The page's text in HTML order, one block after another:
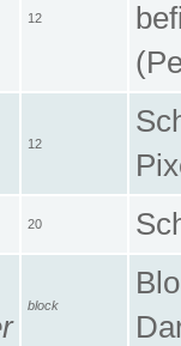
12
12
20
block